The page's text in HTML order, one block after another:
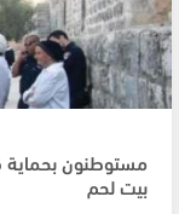
مستوطنون بحماية
بيت لحم